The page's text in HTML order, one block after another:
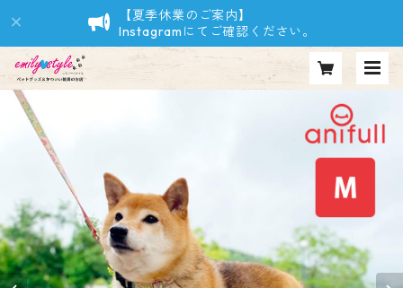
【夏季休業のご案内】
Instagramにてご確認ください。